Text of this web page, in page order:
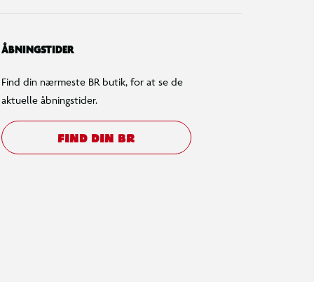
ÅBNINGSTIDER
Find din nærmeste BR butik, for at se de
aktuelle åbningstider.
FIND DIN BR